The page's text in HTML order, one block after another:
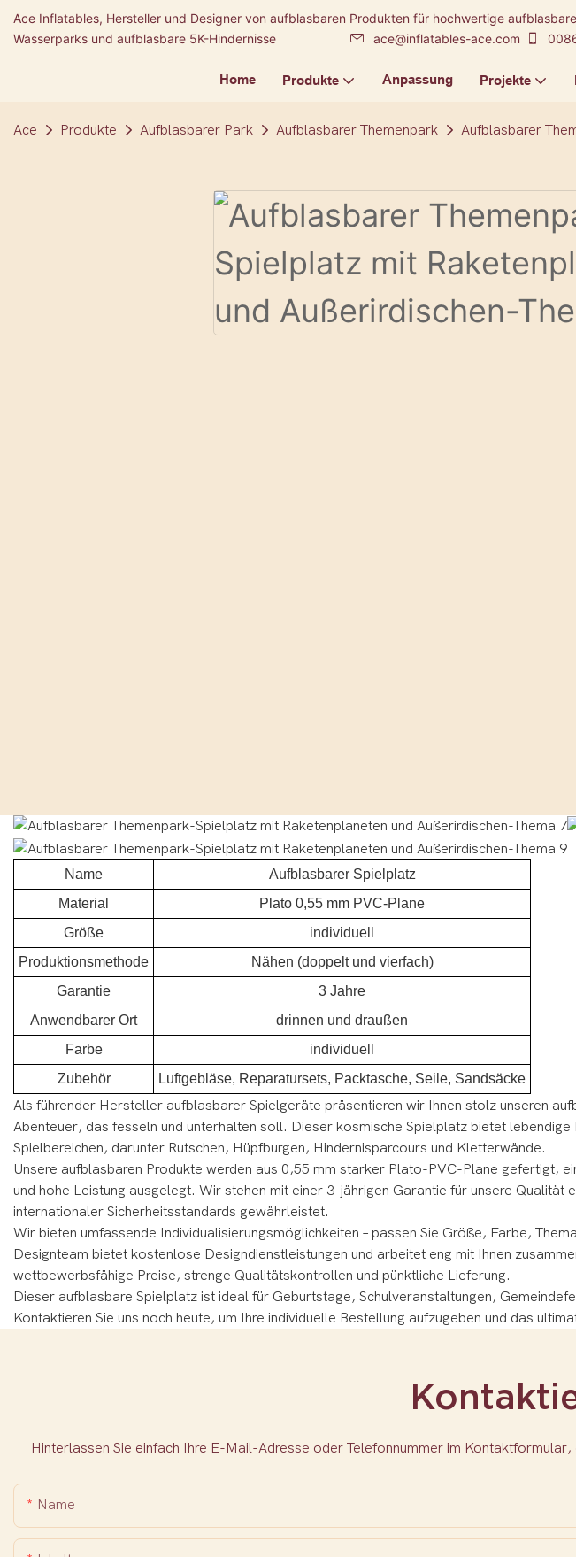
Ace Inflatables, Hersteller und Designer von aufblasbaren Produkten für hochwertige
Wasserparks und aufblasbare 5K-Hindernisse
ace@inflatables-ace.com
Home Produkte Anpassung Projekte
Ace Produkte Aufblasbarer Park Aufblasbarer Themenpark Aufblasbarer
Name
Aufblasbarer Spielplatz
Material
Plato 0,55 mm PVC-Plane
Größe
individuell
Produktionsmethode
Nähen (doppelt und vierfach)
Garantie
3 Jahre
Anwendbarer Ort
drinnen und draußen
Farbe
individuell
Zubehör
Luftgebläse, Reparatursets, Packtasche, Seile, Sandsäcke
Als führender Hersteller aufblasbarer Spielgeräte präsentieren wir Ihnen stolz unseren
Abenteuer, das fesseln und unterhalten soll. Dieser kosmische Spielplatz bietet
Spielbereichen, darunter Rutschen, Hüpfburgen, Hindernisparcours und Kletterwände.
Unsere aufblasbaren Produkte werden aus 0,55 mm starker Plato-PVC-Plane gefertigt,
und hohe Leistung ausgelegt. Wir stehen mit einer 3-jährigen Garantie für unsere Qualität
internationaler Sicherheitsstandards gewährleistet.
Wir bieten umfassende Individualisierungsmöglichkeiten – passen Sie Größe, Farbe,
Designteam bietet kostenlose Designdienstleistungen und arbeitet eng mit Ihnen
wettbewerbsfähige Preise, strenge Qualitätskontrollen und pünktliche Lieferung.
Dieser aufblasbare Spielplatz ist ideal für Geburtstage, Schulveranstaltungen,
Kontaktieren Sie uns noch heute, um Ihre individuelle Bestellung aufzugeben und das
Hinterlassen Sie einfach Ihre E-Mail-Adresse oder Telefonnummer im
Name